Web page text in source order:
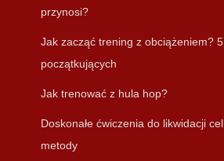
przynosi?
Jak zacząć trening z obciążeniem?
początkujących
Jak trenować z hula hop?
Doskonałe ćwiczenia do likwidacji
metody